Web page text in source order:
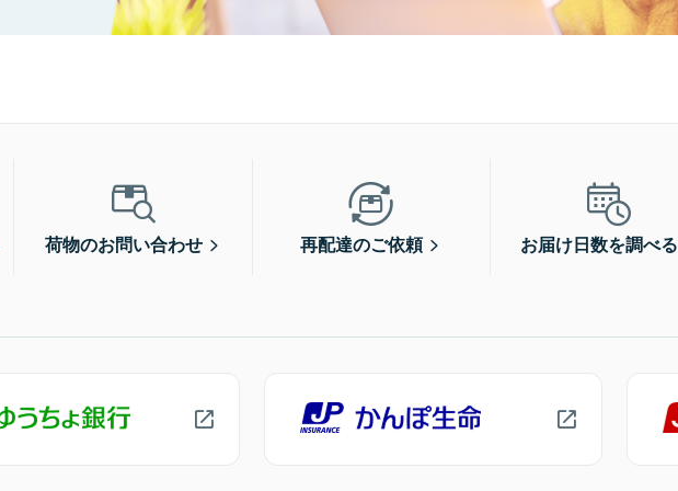
荷物のお問い合わせ 再配達のご依頼 お届け日数を調べる